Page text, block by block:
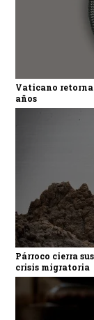
Vaticano retorna
años
Párroco cierra
crisis migratoria